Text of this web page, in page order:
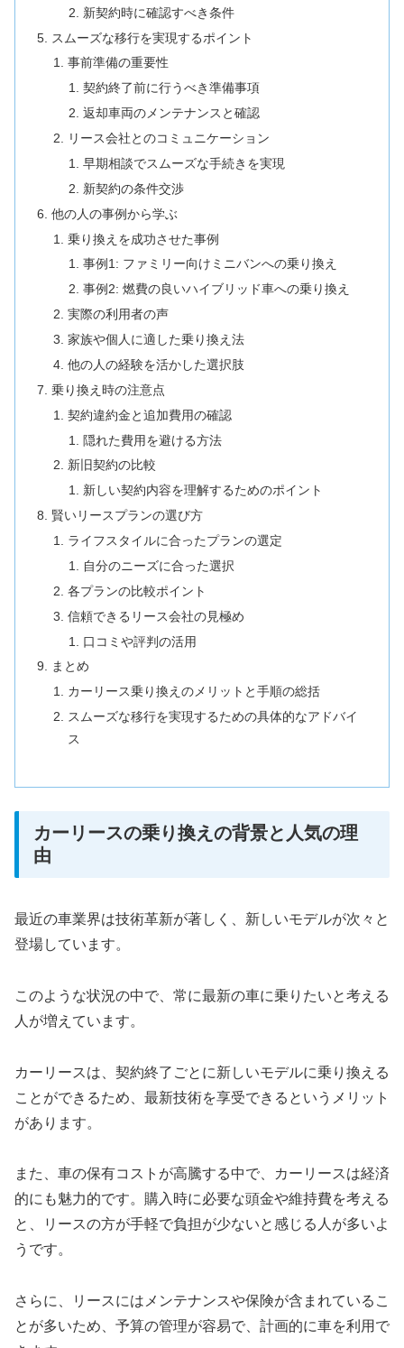
新契約時に確認すべき条件
スムーズな移行を実現するポイント
事前準備の重要性
契約終了前に行うべき準備事項
返却車両のメンテナンスと確認
リース会社とのコミュニケーション
早期相談でスムーズな手続きを実現
新契約の条件交渉
他の人の事例から学ぶ
乗り換えを成功させた事例
事例1: ファミリー向けミニバンへの乗り換え
事例2: 燃費の良いハイブリッド車への乗り換え
実際の利用者の声
家族や個人に適した乗り換え法
他の人の経験を活かした選択肢
乗り換え時の注意点
契約違約金と追加費用の確認
隠れた費用を避ける方法
新旧契約の比較
新しい契約内容を理解するためのポイント
賢いリースプランの選び方
ライフスタイルに合ったプランの選定
自分のニーズに合った選択
各プランの比較ポイント
信頼できるリース会社の見極め
口コミや評判の活用
まとめ
カーリース乗り換えのメリットと手順の総括
スムーズな移行を実現するための具体的なアドバイ
ス
カーリースの乗り換えの背景と人気の理
由
最近の車業界は技術革新が著しく、新しいモデルが次々と
登場しています。
このような状況の中で、常に最新の車に乗りたいと考える
人が増えています。
カーリースは、契約終了ごとに新しいモデルに乗り換える
ことができるため、最新技術を享受できるというメリット
があります。
また、車の保有コストが高騰する中で、カーリースは経済
的にも魅力的です。購入時に必要な頭金や維持費を考える
と、リースの方が手軽で負担が少ないと感じる人が多いよ
うです。
さらに、リースにはメンテナンスや保険が含まれているこ
とが多いため、予算の管理が容易で、計画的に車を利用で